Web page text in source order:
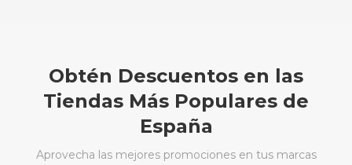
Obtén Descuentos en las
Tiendas Más Populares de
España
Aprovecha las mejores promociones en tus marcas